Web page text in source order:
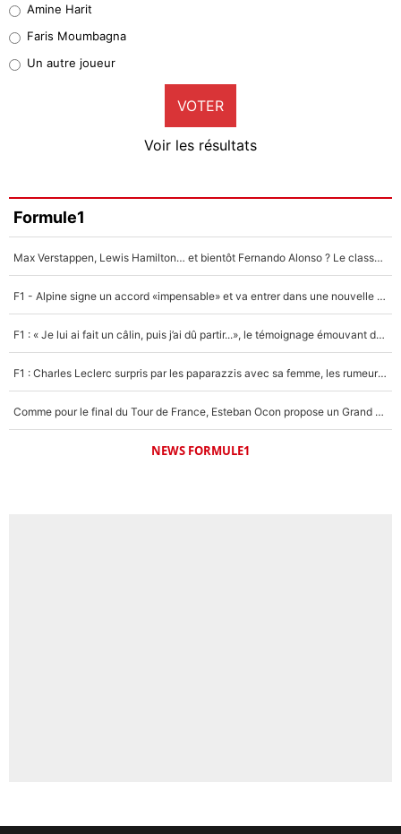
1%
9%
Faris Moumbagna
4%
Un autre joueur
5%
Amine Harit
Faris Moumbagna
Un autre joueur
VOTER
Voir les résultats
Formule1
Max Verstappen, Lewis Hamilton… et bientôt Fernando Alonso ? Le classement des pilotes les mieux payés en Formule 1 risque de changer !
F1 - Alpine signe un accord «impensable» et va entrer dans une nouvelle dimension : Grande nouvelle pour Pierre Gasly !
F1 : « Je lui ai fait un câlin, puis j’ai dû partir...», le témoignage émouvant de Max Verstappen sur sa fille
F1 : Charles Leclerc surpris par les paparazzis avec sa femme, les rumeurs étaient vraies !
Comme pour le final du Tour de France, Esteban Ocon propose un Grand Prix de Formule 1 à Paris : «Autour de l’Arc de Triomphe, ce serait génial» !
NEWS FORMULE1